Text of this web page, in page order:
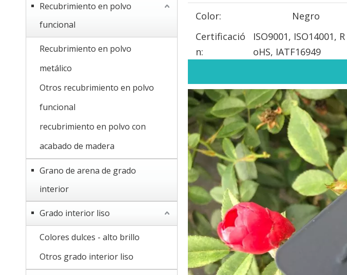
Recubrimiento en polvo
funcional
Recubrimiento en polvo
metálico
Otros recubrimiento en polvo
funcional
recubrimiento en polvo con
acabado de madera
Grano de arena de grado
interior
Grado interior liso
Colores dulces - alto brillo
Otros grado interior liso
Color: Negro
Certificació
n:
ISO9001, ISO14001, R
oHS, IATF16949